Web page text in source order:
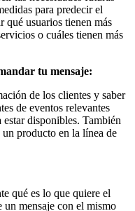
para predecir el
qué usuarios tienen más
o cuáles tienen más
tu mensaje:
de los clientes y saber
de eventos relevantes
disponibles. También
producto en la línea de
qué es lo que quiere el
un mensaje con el mismo